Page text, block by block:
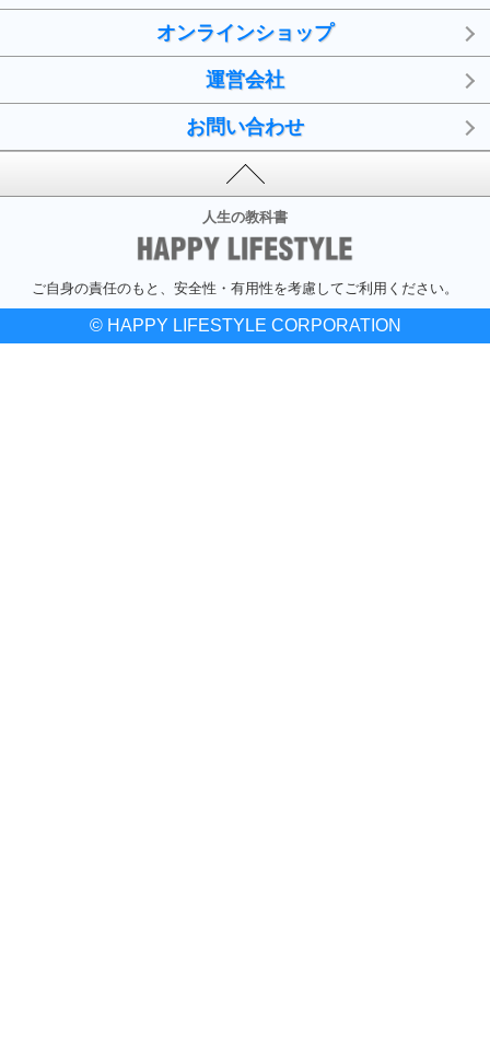
オンラインショップ
運営会社
お問い合わせ
人生の教科書
ご自身の責任のもと、安全性・有用性を考慮してご利用ください。
© HAPPY LIFESTYLE CORPORATION